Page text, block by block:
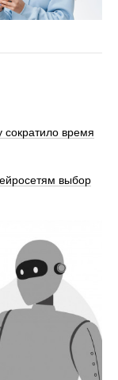
время
выбор